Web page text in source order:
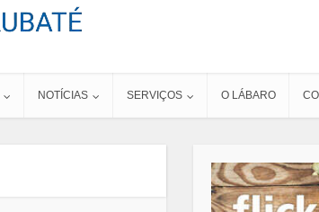
NOTÍCIAS SERVIÇOS O LÁBARO